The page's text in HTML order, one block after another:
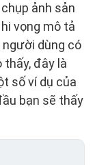
ảnh sản
vọng mô tả
dùng có
đây là
số ví dụ của
bạn sẽ thấy